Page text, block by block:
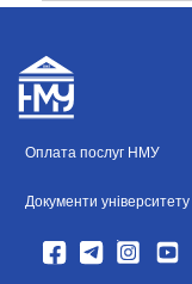
Оплата послуг НМУ
Документи університету